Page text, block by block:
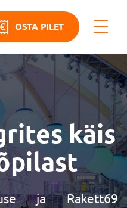
OSTA PILET
käis
ja Rakett69